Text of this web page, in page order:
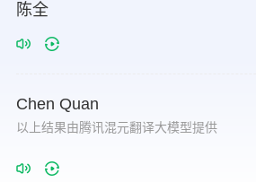
陈全
Chen Quan
以上结果由腾讯混元翻译大模型提供